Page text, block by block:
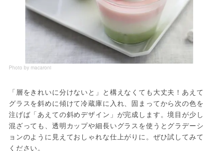
Photo by macaroni
「層をきれいに分けないと」と構えなくても大丈夫！あえて
グラスを斜めに傾けて冷蔵庫に入れ、固まってから次の色を
注げば「あえての斜めデザイン」が完成します。境目が少し
混ざっても、透明カップや細長いグラスを使うとグラデーシ
ョンのように見えておしゃれな仕上がりに。ぜひ試してみて
ください。